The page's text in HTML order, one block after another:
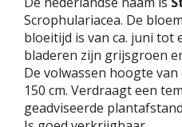
Scrophulariacea. De
bloeitijd is van ca. juni tot
bladeren zijn grijsgroen
De volwassen hoogte van
150 cm. Verdraagt een
geadviseerde